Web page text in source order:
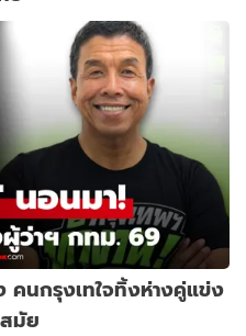
คนกรุงเทใจทิ้งห่างคู่แข่ง
มัย